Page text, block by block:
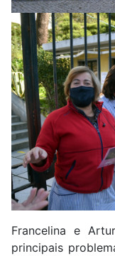
Francelina e
principais